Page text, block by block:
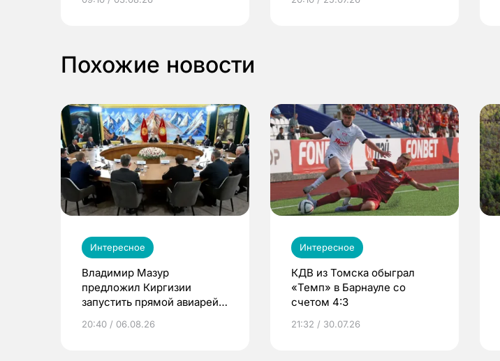
выиграть призы
Похожие новости
Интересное
Владимир Мазур
предложил Киргизии
запустить прямой авиарейс
20:40 / 06.08.26
Интересное
КДВ из Томска обыграл
«Темп» в Барнауле со
счетом 4:3
21:32 / 30.07.26